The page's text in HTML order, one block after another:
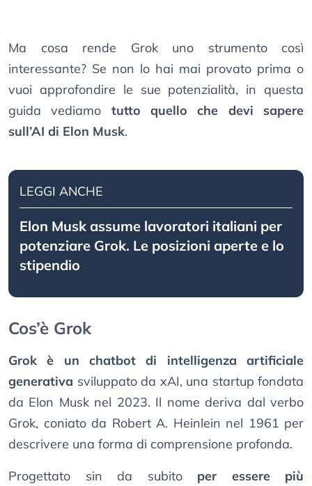
Ma cosa rende Grok uno strumento così
interessante? Se non lo hai mai provato prima o
vuoi approfondire le sue potenzialità, in questa
guida vediamo tutto quello che devi sapere
sull’AI di Elon Musk.
LEGGI ANCHE
Elon Musk assume lavoratori italiani per
potenziare Grok. Le posizioni aperte e lo
stipendio
Cos’è Grok
Grok è un chatbot di intelligenza artificiale
generativa sviluppato da xAI, una startup fondata
da Elon Musk nel 2023. Il nome deriva dal verbo
Grok, coniato da Robert A. Heinlein nel 1961 per
descrivere una forma di comprensione profonda.
Progettato sin da subito per essere più